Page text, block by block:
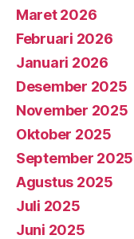
Maret 2026
Februari 2026
Januari 2026
Desember 2025
November 2025
Oktober 2025
September 2025
Agustus 2025
Juli 2025
Juni 2025